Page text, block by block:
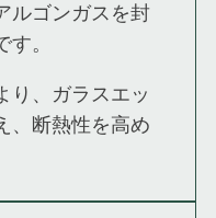
ルゴンガスを封
。
り、ガラスエッ
、断熱性を高め